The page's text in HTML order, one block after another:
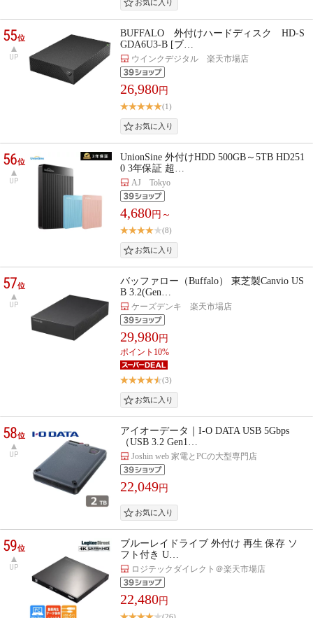
55位
UP
BUFFALO 外付けハードディスク HD-S
GDA6U3-B [ブ…
ウインクデジタル 楽天市場店
26,980円
(1)
56位
UP
UnionSine 外付けHDD 500GB～5TB HD251
0 3年保証 超…
AJ Tokyo
4,680円～
(8)
57位
UP
バッファロー（Buffalo） 東芝製Canvio US
B 3.2(Gen…
ケーズデンキ 楽天市場店
29,980円
ポイント10%
(3)
58位
UP
アイオーデータ｜I-O DATA USB 5Gbps
（USB 3.2 Gen1…
Joshin web 家電とPCの大型専門店
22,049円
59位
UP
ブルーレイドライブ 外付け 再生 保存 ソ
フト付き U…
ロジテックダイレクト＠楽天市場店
22,480円